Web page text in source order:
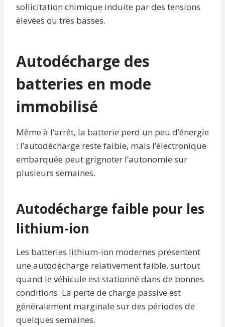
sollicitation chimique induite par des tensions
élevées ou très basses.
Autodécharge des
batteries en mode
immobilisé
Même à l’arrêt, la batterie perd un peu d’énergie
: l’autodécharge reste faible, mais l’électronique
embarquée peut grignoter l’autonomie sur
plusieurs semaines.
Autodécharge faible pour les
lithium-ion
Les batteries lithium-ion modernes présentent
une autodécharge relativement faible, surtout
quand le véhicule est stationné dans de bonnes
conditions. La perte de charge passive est
généralement marginale sur des périodes de
quelques semaines.